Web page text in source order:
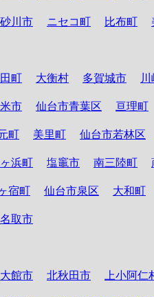
砂川市 ニセコ町 比布町
町 大衡村 多賀城市
市 仙台市青葉区 亘理町
町 美里町 仙台市若林区
浜町 塩竈市 南三陸町
宿町 仙台市泉区 大和町
名取市
大館市 北秋田市 上小阿仁